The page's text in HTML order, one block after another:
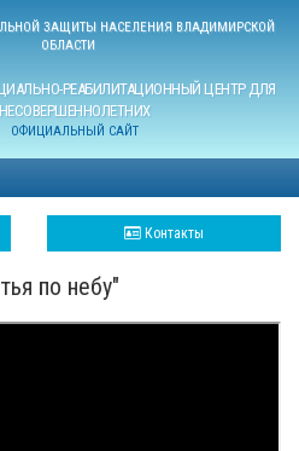
ЗАЩИТЫ НАСЕЛЕНИЯ ВЛАДИМИРСКОЙ
ОБЛАСТИ
РЕАБИЛИТАЦИОННЫЙ ЦЕНТР ДЛЯ
НЕСОВЕРШЕННОЛЕТНИХ
ОФИЦИАЛЬНЫЙ САЙТ
Контакты
по небу"